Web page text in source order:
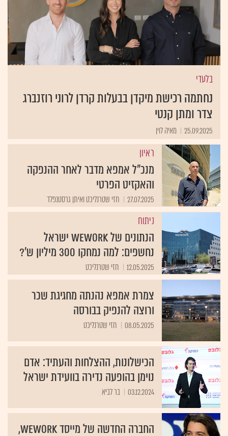
בלעדי
נחתמה רכישת מיקדן בבעלות קרדן לרוני רוזנברג
צדר ומתן קנטי
25.09.2025 מאיה לוין
ראיון
מנכ"ל אמפא מדבר לאחר ההנפקה
והאקזיט הפרטי
27.07.2025 חזי שטרנליכט ואיתן גרסטנפלד
ניתוח
הנתונים של WeWork ישראל
נחשפים: למה נמחקו 300 מיליון ש'?
12.05.2025 חזי שטרנליכט
צמרת אמפא נהנתה מחגיגת שכר
ורוצה להנפיק בבורסה
08.05.2025 חזי שטרנליכט
הכישלונות, ההצלחות והעתיד: אדם
נוימן בהופעה נדירה בוועידת ישראל
03.12.2024 בר לביא
החברה החדשה של מייסד WEWORK,